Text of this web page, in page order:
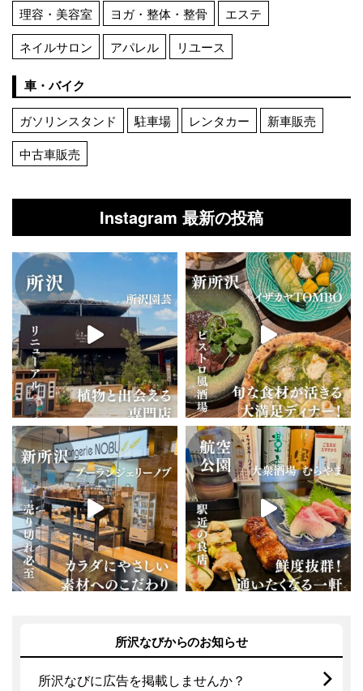
理容・美容室 ヨガ・整体・整骨
エステ
ネイルサロン
アパレル リユース
車・バイク
ガソリンスタンド 駐車場 レンタカー
新車販売
中古車販売
Instagram 最新の投稿
所沢なびからのお知らせ
所沢なびに広告を掲載しませんか？